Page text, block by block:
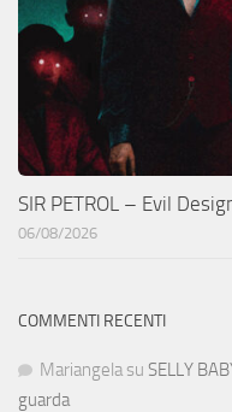
SIR PETROL – Evil
06/08/2026
COMMENTI RECENTI
Mariangela su SELLY
guarda